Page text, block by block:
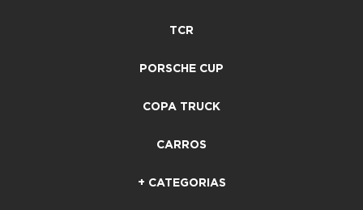
TCR
PORSCHE CUP
COPA TRUCK
CARROS
+ CATEGORIAS